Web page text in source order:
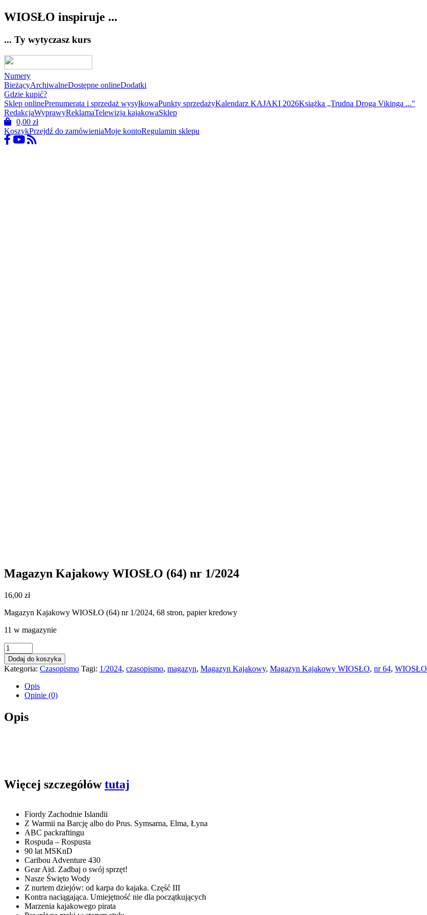
WIOSŁO inspiruje ...
... Ty wytyczasz kurs
Numery
BieżącyArchiwalneDostępne onlineDodatki
Gdzie kupić?
Sklep onlinePrenumerata i sprzedaż wysyłkowaPunkty sprzedażyKalendarz KAJAKI 2026Książka „Trudna Droga Vikinga ..."
RedakcjaWyprawyReklamaTelewizja kajakowaSklep
0,00 zł
KoszykPrzejdź do zamówieniaMoje kontoRegulamin sklepu
Magazyn Kajakowy WIOSŁO (64) nr 1/2024
16,00 zł
Magazyn Kajakowy WIOSŁO (64) nr 1/2024, 68 stron, papier kredowy
11 w magazynie
ilość
Magazyn
Kajakowy
WIOSŁO
(64)
1/2024
Dodaj do koszyka
Kategoria: Czasopismo Tagi: 1/2024, czasopismo, magazyn, Magazyn Kajakowy, Magazyn Kajakowy WIOSŁO, nr 64, WIOSŁO
Opis
Opinie (0)
Opis
Więcej szczegółówtutaj
Fiordy Zachodnie Islandii
Z Warmii na Barcję albo do Prus. Symsarna, Elma, Łyna
ABC packraftingu
Rospuda – Rospusta
90 lat MSKnD
Caribou Adventure 430
Gear Aid. Zadbaj o swój sprzęt!
Nasze Święto Wody
Z nurtem dziejów: od karpa do kajaka. Część III
Kontra naciągająca. Umiejętność nie dla początkujących
Marzenia kajakowego pirata